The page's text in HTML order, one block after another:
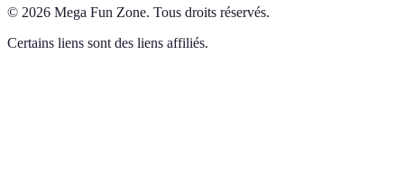
© 2026 Mega Fun Zone. Tous droits réservés.
Certains liens sont des liens affiliés.